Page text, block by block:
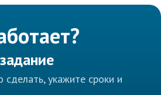
укажите сроки и